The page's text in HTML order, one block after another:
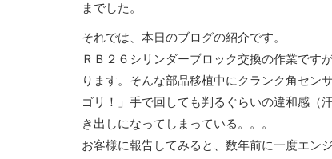
までした。
それでは、本日のブログの紹介です。
ＲＢ２６シリンダーブロック交換の作業です
ります。そんな部品移植中にクランク角セン
ゴリ！」手で回しても判るぐらいの違和感（
き出しになってしまっている。。。
お客様に報告してみると、数年前に一度エン